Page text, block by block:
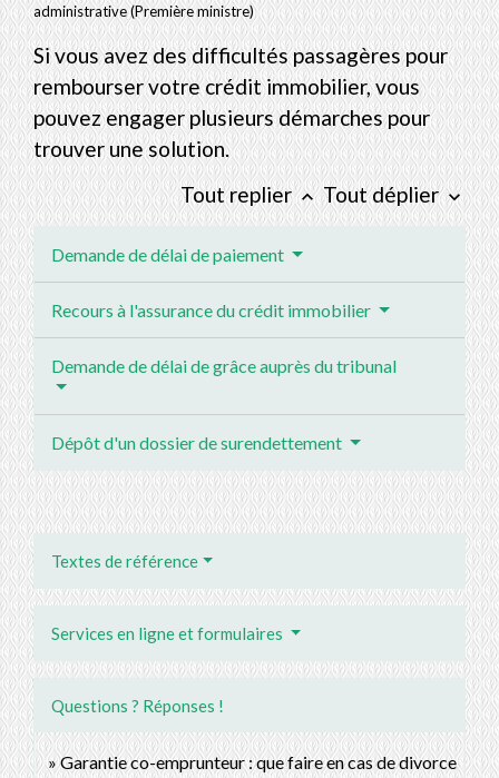
administrative (Première ministre)
Si vous avez des difficultés passagères pour
rembourser votre crédit immobilier, vous
pouvez engager plusieurs démarches pour
trouver une solution.
Tout replier keyboard_arrow_up Tout déplierkeyboard_arrow_down
Demande de délai de paiement
Recours à l'assurance du crédit immobilier
Demande de délai de grâce auprès du tribunal
Dépôt d'un dossier de surendettement
Textes de référence
Services en ligne et formulaires
Questions ? Réponses !
Garantie co-emprunteur : que faire en cas de divorce